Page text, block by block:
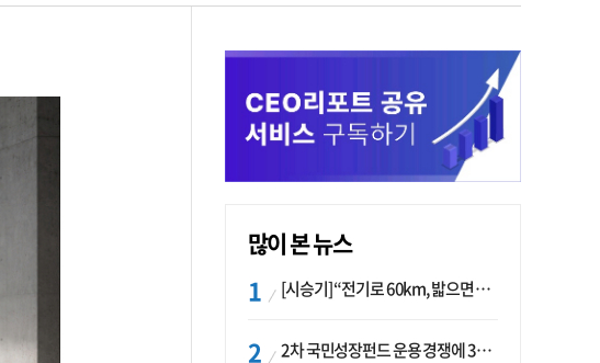
많이 본 뉴스
[시승기] “전기로 60km, 밟으면 462마력”…볼보 XC60 T8의 두 얼굴
2차 국민성장펀드 운용 경쟁에 33개사 몰렸다…신한·하나 등 새 얼굴 대거 합류